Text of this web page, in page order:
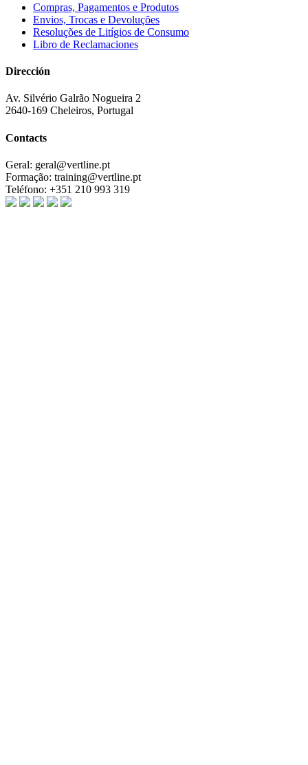
Compras, Pagamentos e Produtos
Envios, Trocas e Devoluções
Resoluções de Litígios de Consumo
Libro de Reclamaciones
Dirección
Av. Silvério Galrão Nogueira 2
2640-169 Cheleiros, Portugal
Contacts
Geral: geral@vertline.pt
Formação: training@vertline.pt
Teléfono: +351 210 993 319